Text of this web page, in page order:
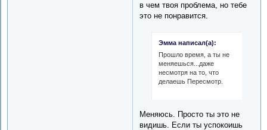
в чем твоя проблема, но тебе
это не понравится.
Эмма написал(а):
Прошло время, а ты не
меняешься...даже
несмотря на то, что
делаешь Пересмотр.
Меняюсь. Просто ты это не
видишь. Если ты успокоишь